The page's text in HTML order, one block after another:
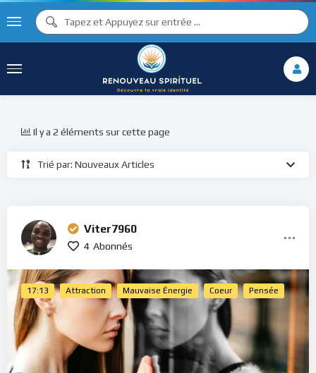
Trié par: Nouveaux Articles
Il y a 2 éléments sur cette page
Viter7960
4 Abonnés
17:13 Attraction Mauvaise Énergie Coeur Pensée